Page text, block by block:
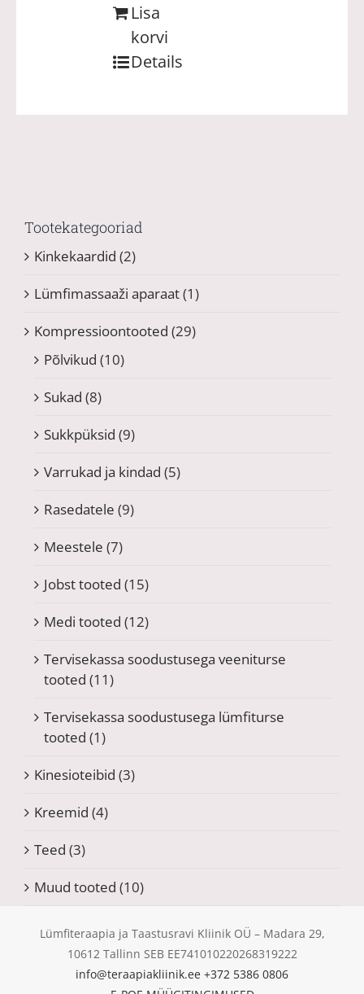
Lisa
korvi
Details
Tootekategooriad
Kinkekaardid (2)
Lümfimassaaži aparaat(1)
Kompressioontooted (29)
Põlvikud (10)
Sukad (8)
Sukkpüksid (9)
Varrukad ja kindad (5)
Rasedatele (9)
Meestele (7)
Jobst tooted (15)
Medi tooted (12)
Tervisekassa soodustusega veeniturse
tooted (11)
Tervisekassa soodustusega lümfiturse
tooted (1)
Kinesioteibid (3)
Kreemid (4)
Teed (3)
Muud tooted (10)
Lümfiteraapia ja Taastusravi Kliinik OÜ – Madara 29,
10612 Tallinn SEB EE741010220268319222
info@teraapiakliinik.ee +372 5386 0806